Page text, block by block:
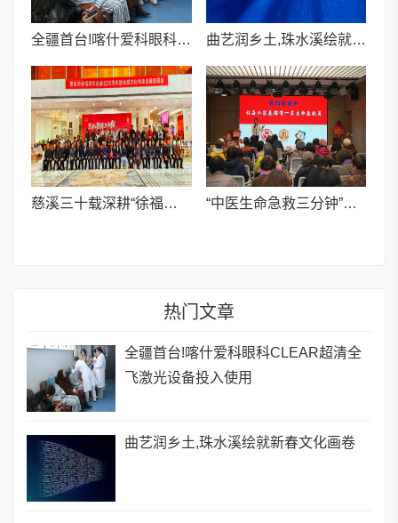
全疆首台!喀什爱科眼科CLEAR超清全飞激光设备投入使用 曲艺润乡土,珠水溪绘就新春文化画卷
慈溪三十载深耕“徐福东渡”文化 联结古今助力“一带一路” “中医生命急救三分钟”公益行启动,走进上海
热门文章
全疆首台!喀什爱科眼科CLEAR超清全
飞激光设备投入使用
曲艺润乡土,珠水溪绘就新春文化画卷